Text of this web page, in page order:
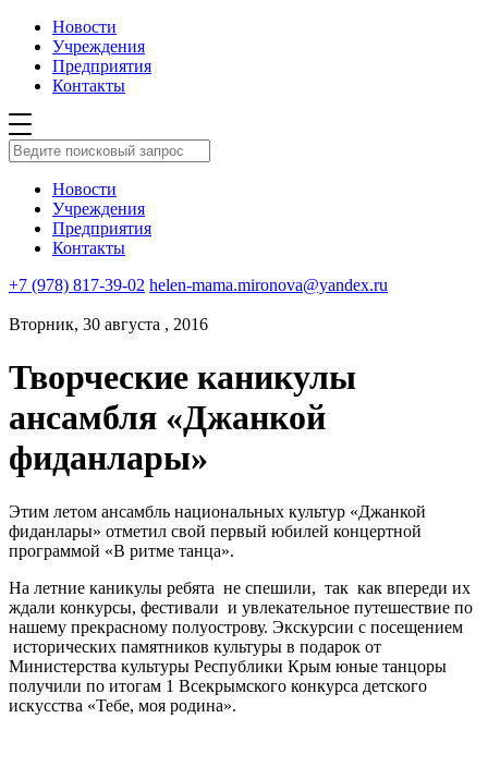
Новости
Учреждения
Предприятия
Контакты
Новости
Учреждения
Предприятия
Контакты
+7 (978) 817-39-02 helen-mama.mironova@yandex.ru
Вторник, 30 августа , 2016
Творческие каникулы
ансамбля «Джанкой
фиданлары»
Этим летом ансамбль национальных культур «Джанкой
фиданлары» отметил свой первый юбилей концертной
программой «В ритме танца».
На летние каникулы ребята не спешили, так как впереди их
ждали конкурсы, фестивали и увлекательное путешествие по
нашему прекрасному полуострову. Экскурсии с посещением
исторических памятников культуры в подарок от
Министерства культуры Республики Крым юные танцоры
получили по итогам 1 Всекрымского конкурса детского
искусства «Тебе, моя родина».